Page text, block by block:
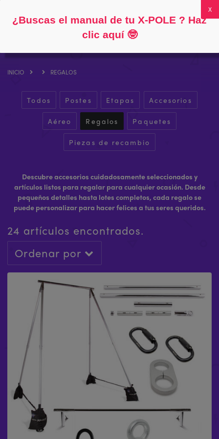
INICIO REGALOS
Todos Postes Etapas Accesorios
Aéreo Regalos Paquetes
Piezas de recambio
Descubre accesorios cuidadosamente seleccionados y
artículos listos para regalar para cualquier ocasión. Desde
pequeños detalles hasta lotes completos, cada regalo se
puede personalizar para hacer felices a tus seres queridos.
24 artículos encontrados.
Ordenar por
¿Buscas el manual de tu X-POLE ? Haz
clic aquí🤓